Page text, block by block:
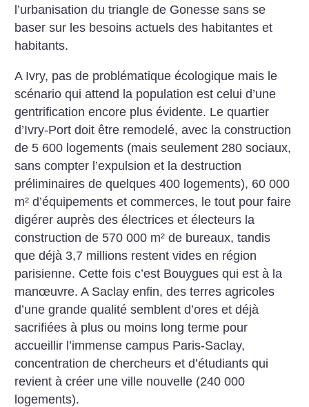
l’urbanisation du triangle de Gonesse sans se
baser sur les besoins actuels des habitantes et
habitants.
A Ivry, pas de problématique écologique mais le
scénario qui attend la population est celui d’une
gentrification encore plus évidente. Le quartier
d’Ivry-Port doit être remodelé, avec la construction
de 5 600 logements (mais seulement 280 sociaux,
sans compter l’expulsion et la destruction
préliminaires de quelques 400 logements), 60 000
m² d’équipements et commerces, le tout pour faire
digérer auprès des électrices et électeurs la
construction de 570 000 m² de bureaux, tandis
que déjà 3,7 millions restent vides en région
parisienne. Cette fois c’est Bouygues qui est à la
manœuvre. A Saclay enfin, des terres agricoles
d’une grande qualité semblent d’ores et déjà
sacrifiées à plus ou moins long terme pour
accueillir l’immense campus Paris-Saclay,
concentration de chercheurs et d’étudiants qui
revient à créer une ville nouvelle (240 000
logements).